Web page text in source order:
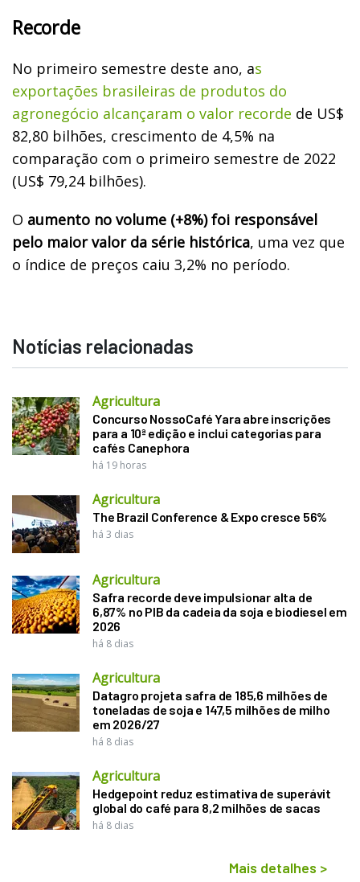
Recorde
No primeiro semestre deste ano, as
exportações brasileiras de produtos do
agronegócio alcançaram o valor recorde de US$
82,80 bilhões, crescimento de 4,5% na
comparação com o primeiro semestre de 2022
(US$ 79,24 bilhões).
O aumento no volume (+8%) foi responsável
pelo maior valor da série histórica, uma vez que
o índice de preços caiu 3,2% no período.
Notícias relacionadas
Agricultura
Concurso NossoCafé Yara abre inscrições
para a 10ª edição e inclui categorias para
cafés Canephora
há 19 horas
Agricultura
The Brazil Conference & Expo cresce 56%
há 3 dias
Agricultura
Safra recorde deve impulsionar alta de
6,87% no PIB da cadeia da soja e biodiesel em
2026
há 8 dias
Agricultura
Datagro projeta safra de 185,6 milhões de
toneladas de soja e 147,5 milhões de milho
em 2026/27
há 8 dias
Agricultura
Hedgepoint reduz estimativa de superávit
global do café para 8,2 milhões de sacas
há 8 dias
Mais detalhes >